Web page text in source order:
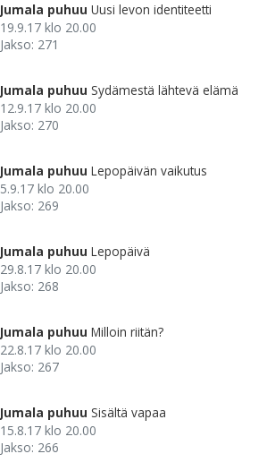
Jumala puhuu Uusi levon identiteetti
19.9.17 klo 20.00
Jakso: 271
Jumala puhuu Sydämestä lähtevä elämä
12.9.17 klo 20.00
Jakso: 270
Jumala puhuu Lepopäivän vaikutus
5.9.17 klo 20.00
Jakso: 269
Jumala puhuu Lepopäivä
29.8.17 klo 20.00
Jakso: 268
Jumala puhuu Milloin riitän?
22.8.17 klo 20.00
Jakso: 267
Jumala puhuu Sisältä vapaa
15.8.17 klo 20.00
Jakso: 266